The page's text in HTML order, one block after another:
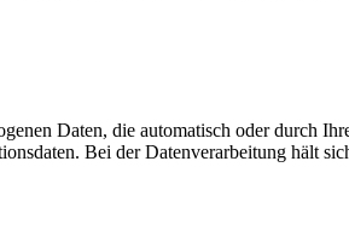
Daten, die automatisch oder durch
Bei der Datenverarbeitung hält